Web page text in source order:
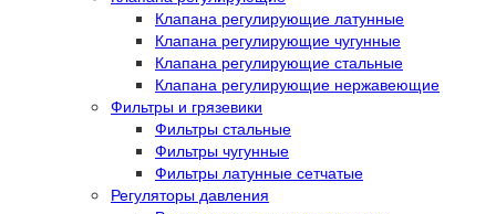
Клапана регулирующие латунные
Клапана регулирующие чугунные
Клапана регулирующие стальные
Клапана регулирующие нержавеющие
Фильтры и грязевики
Фильтры стальные
Фильтры чугунные
Фильтры латунные сетчатые
Регуляторы давления